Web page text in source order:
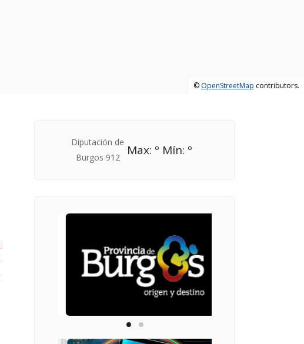
© OpenStreetMap contributors.
Max: º Mín: º